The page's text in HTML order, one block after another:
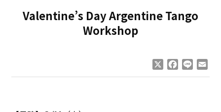
Valentine’s Day Argentine Tango
Workshop
Facebook
Line